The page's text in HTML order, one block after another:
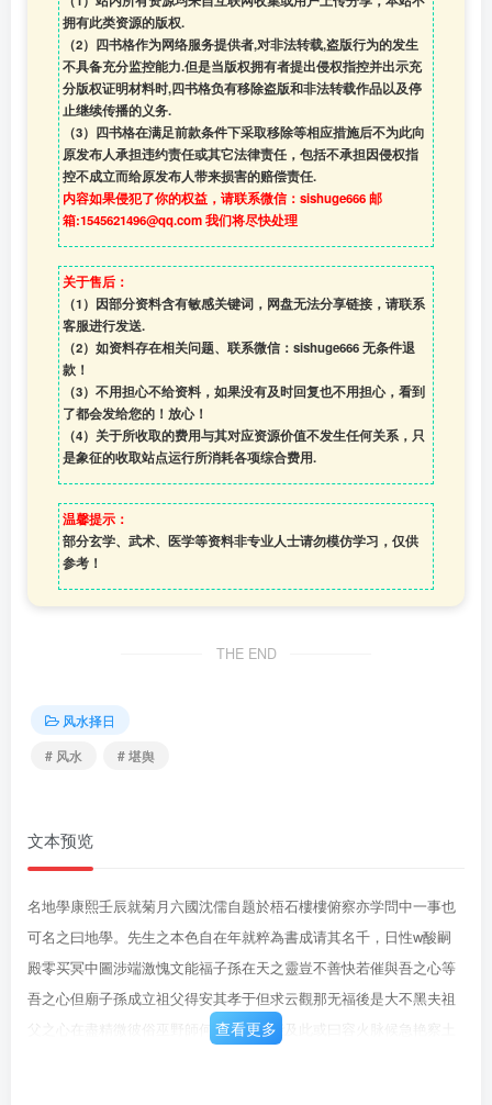
拥有此类资源的版权.
（2）四书格作为网络服务提供者,对非法转载,盗版行为的发生
不具备充分监控能力.但是当版权拥有者提出侵权指控并出示充
分版权证明材料时,四书格负有移除盗版和非法转载作品以及停
止继续传播的义务.
（3）四书格在满足前款条件下采取移除等相应措施后不为此向
原发布人承担违约责任或其它法律责任，包括不承担因侵权指
控不成立而给原发布人带来损害的赔偿责任.
内容如果侵犯了你的权益，请联系微信：sishuge666 邮
箱:1545621496@qq.com 我们将尽快处理
关于售后：
（1）因部分资料含有敏感关键词，网盘无法分享链接，请联系
客服进行发送.
（2）如资料存在相关问题、联系微信：sishuge666 无条件退
款！
（3） 不用担心不给资料，如果没有及时回复也不用担心，看到
了都会发给您的！放心！
（4） 关于所收取的费用与其对应资源价值不发生任何关系，只
是象征的收取站点运行所消耗各项综合费用.
温馨提示：
部分玄学、武术、医学等资料非专业人士请勿模仿学习，仅供
参考！
THE END
风水择日
# 风水
# 堪舆
文本预览
名地學康熙壬辰就菊月六國沈儒自题於梧石樓樓俯察亦学問中一事也
可名之曰地學。先生之本色自在年就粹為書成请其名千，日性w酸嗣
殿零买冥中圖涉端激愧文能福子孫在天之靈豈不善快若催與吾之心等
吾之心但廟子孫成立祖父得安其孝于但求云觀那无福後是大不黑夫祖
父之心在盡精微彼俗巫野師何等智慧而能及此或曰容火脉候急艳察土
查看更多